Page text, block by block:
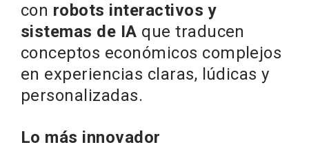
con robots interactivos y
sistemas de IA que traducen
conceptos económicos complejos
en experiencias claras, lúdicas y
personalizadas.
Lo más innovador